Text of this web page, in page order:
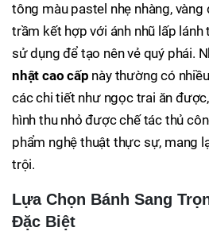
tông màu pastel nhẹ nhàng, vàng
trầm kết hợp với ánh nhũ lấp
sử dụng để tạo nên vẻ quý phái.
nhật cao cấp này thường có
các chi tiết như ngọc trai ăn
hình thu nhỏ được chế tác thủ
phẩm nghệ thuật thực sự, mang
trội.
Lựa Chọn Bánh Sang
Đặc Biệt